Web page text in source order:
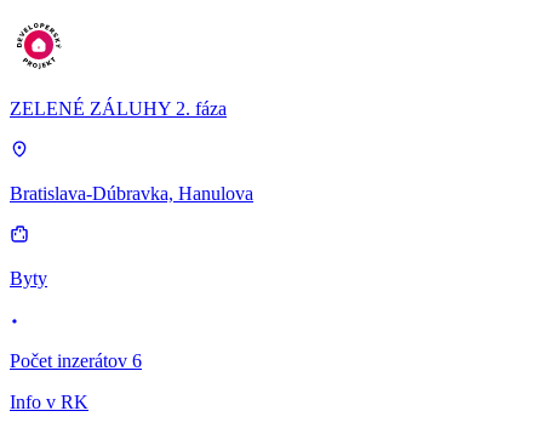
ZELENÉ ZÁLUHY 2. fáza
Bratislava-Dúbravka, Hanulova
Byty
Počet inzerátov 6
Info v RK